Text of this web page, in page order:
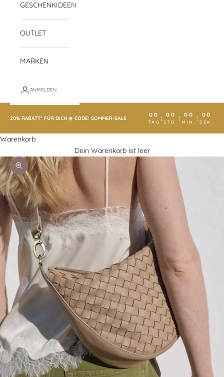
GESCHENKIDEEN
OUTLET
MARKEN
ANMELDEN
20% RABATT* FÜR DICH ☀️ CODE: SOMMER-SALE 00
TAG : 00
STD. : 00
MIN. : 00
SEK.
Warenkorb
Dein Warenkorb ist leer
Bild vergrößern